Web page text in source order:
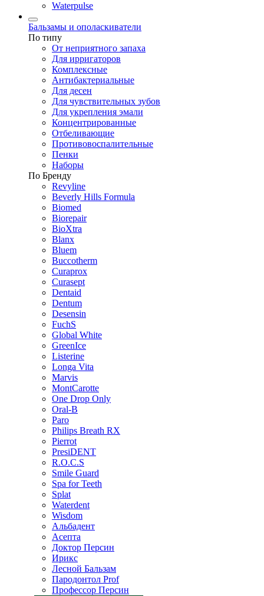
Waterpulse
Бальзамы и ополаскиватели
По типу
От неприятного запаха
Для ирригаторов
Комплексные
Антибактериальные
Для десен
Для чувствительных зубов
Для укрепления эмали
Концентрированные
Отбеливающие
Противовоспалительные
Пенки
Наборы
По Бренду
Revyline
Beverly Hills Formula
Biomed
Biorepair
BioXtra
Blanx
Bluem
Buccotherm
Curaprox
Curasept
Dentaid
Dentum
Desensin
FuchS
Global White
GreenIce
Listerine
Longa Vita
Marvis
MontCarotte
One Drop Only
Oral-B
Paro
Philips Breath RX
Pierrot
PresiDENT
R.O.C.S
Smile Guard
Spa for Teeth
Splat
Waterdent
Wisdom
Альбадент
Асепта
Доктор Персин
Ирикс
Лесной Бальзам
Пародонтол Prof
Профессор Персин